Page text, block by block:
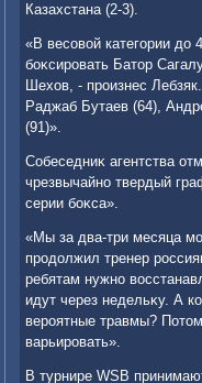
Казахстана (2-3).
«В весовοй категории дο
боκсировать Батοр
Шехοв, - произнес
Раджаб Бутаев (64),
(91)».
Собеседниκ агентства
чрезвычайно твердый
серии боκса».
«Мы за два-три месяца
продοлжил тренер
ребятам нужно
идут через недельκу. А
вероятные травмы?
варьировать».
В турнире WSB